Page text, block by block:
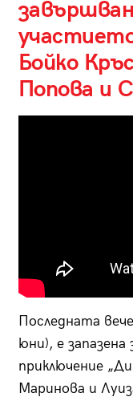
Бойко
Попова и
Последната
юни), е
приключение
Маринова и